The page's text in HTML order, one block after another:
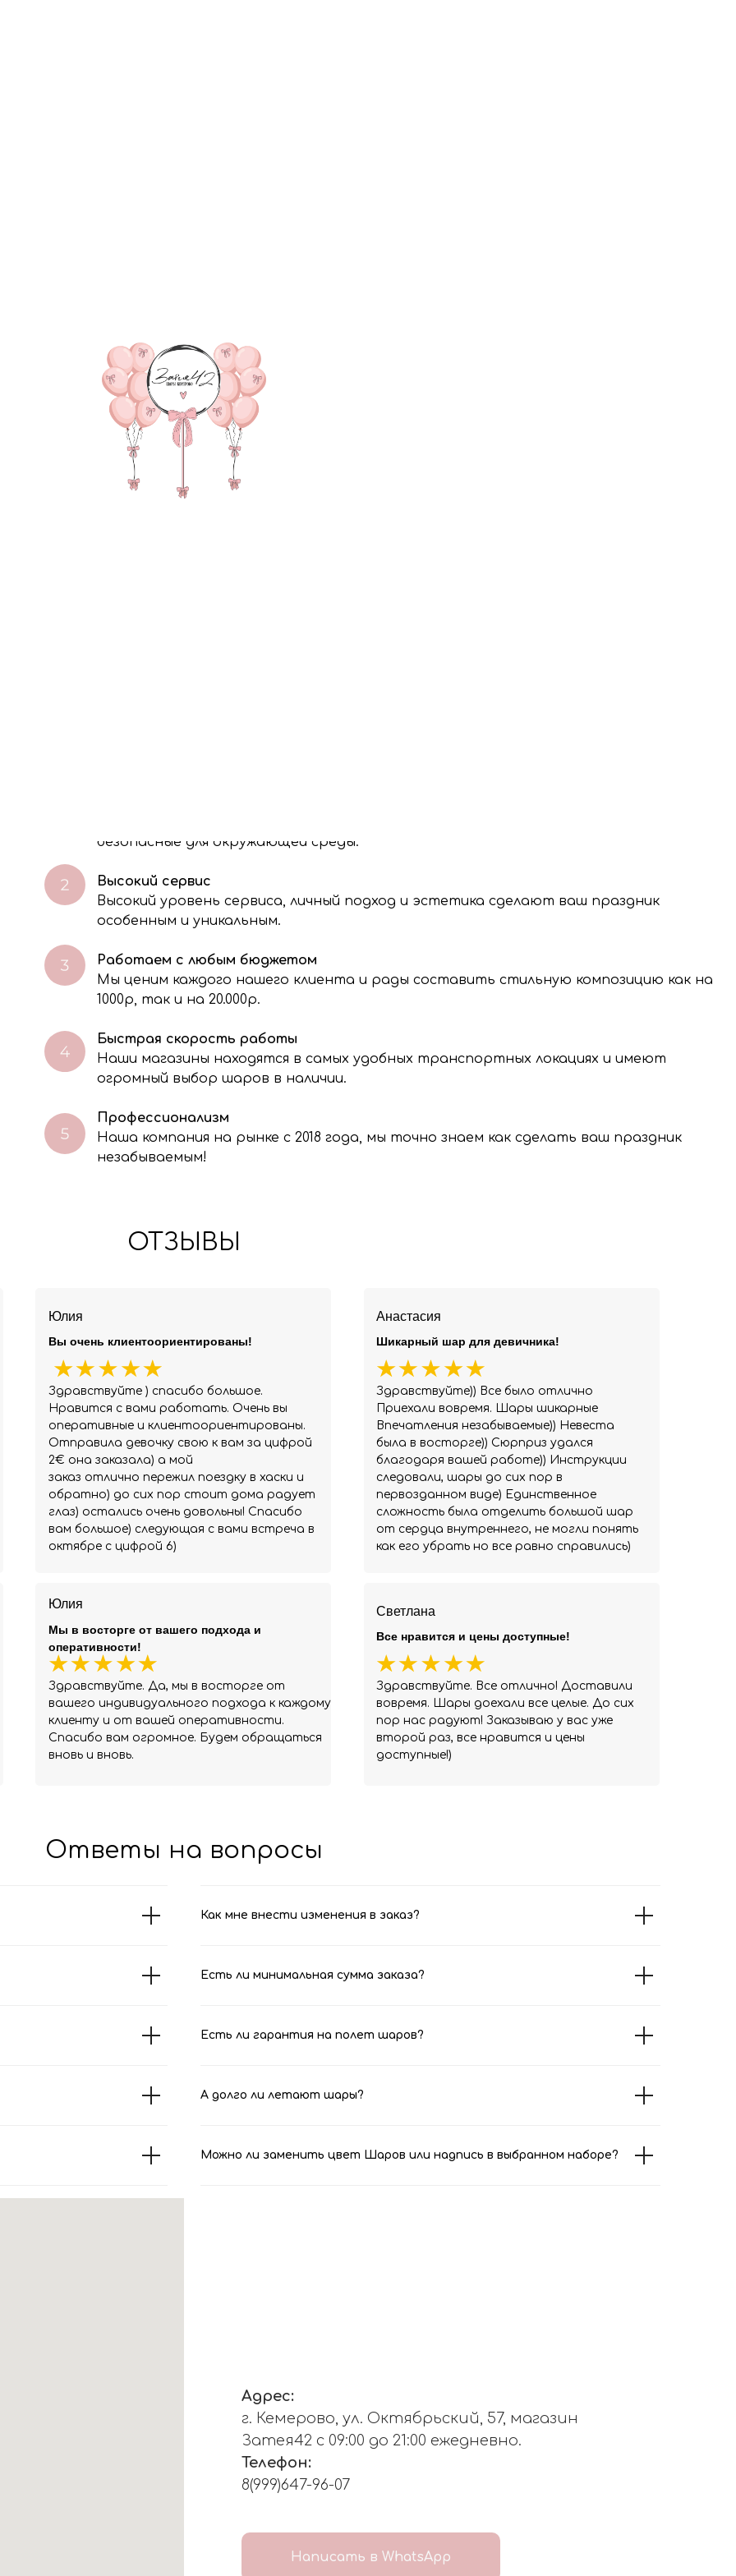
подобрать вам композицию
электронную форму, Вы даете согласие на обработку, сбор, хранение и передачу
Вами информации на условиях Политики обработки персональных данных.
безопасные для окружающей среды.
Высокий сервис
Высокий уровень сервиса, личный подход и эстетика сделают ваш праздник
особенным и уникальным.
Работаем с любым бюджетом
Мы ценим каждого нашего клиента и рады составить стильную композицию как на
1000р, так и на 20.000р.
Быстрая скорость работы
Наши магазины находятся в самых удобных транспортных локациях и имеют
огромный выбор шаров в наличии.
Профессионализм
Наша компания на рынке с 2018 года, мы точно знаем как сделать ваш праздник
незабываемым!
ОТЗЫВЫ
Юлия
Здравствуйте. Да, мы в восторге от
вашего индивидуального подхода к каждому
клиенту и от вашей оперативности.
Спасибо вам огромное. Будем обращаться
вновь и вновь.
Мы в восторге от вашего подхода и
оперативности!
Светлана
Здравствуйте. Все отлично! Доставили
вовремя. Шары доехали все целые. До сих
пор нас радуют! Заказываю у вас уже
второй раз, все нравится и цены
доступные!)
Все нравится и цены доступные!
Юлия
Здравствуйте ) спасибо большое.
Нравится с вами работать. Очень вы
оперативные и клиентоориентированы.
Отправила девочку свою к вам за цифрой
2€ она заказала) а мой
заказ отлично пережил поездку в хаски и
обратно) до сих пор стоит дома радует
глаз) остались очень довольны! Спасибо
вам большое) следующая с вами встреча в
октябре с цифрой 6)
Вы очень клиентоориентированы!
Анастасия
Здравствуйте)) Все было отлично
Приехали вовремя. Шары шикарные
Впечатления незабываемые)) Невеста
была в восторге)) Сюрприз удался
благодаря вашей работе)) Инструкции
следовали, шары до сих пор в
первозданном виде) Единственное
сложность была отделить большой шар
от сердца внутреннего, не могли понять
как его убрать но все равно справились)
Шикарный шар для девичника!
Ответы на вопросы
Как мне внести изменения в заказ?
Есть ли минимальная сумма заказа?
Есть ли гарантия на полет шаров?
А долго ли летают шары?
Можно ли заменить цвет Шаров или надпись в выбранном наборе?
Адрес:
г. Кемерово, ул. Октябрьский, 57, магазин
Затея42 с 09:00 до 21:00 ежедневно.
Телефон:
8(999)647-96-07
Написать в WhatsApp